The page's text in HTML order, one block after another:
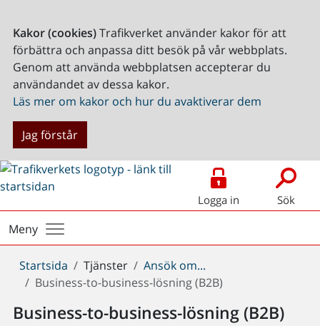
Kakor (cookies)Trafikverket använder kakor för att
förbättra och anpassa ditt besök på vår webbplats.
Genom att använda webbplatsen accepterar du
användandet av dessa kakor.
Läs mer om kakor och hur du avaktiverar dem
Jag förstår
Logga in Sök
Meny
Du
är
Startsida Tjänster
Ansök om...
Business-to-business-lösning (B2B)
Business-to-business-lösning (B2B)